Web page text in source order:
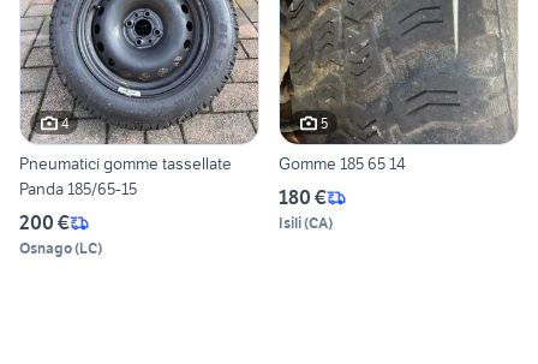
4
Pneumatici gomme tassellate
Panda 185/65-15
200 €
Osnago(LC)
5
Gomme 185 65 14
180 €
Isili(CA)